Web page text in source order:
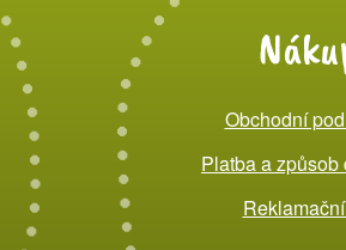
Obchodní
Platba a způsob